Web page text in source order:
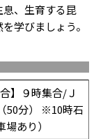
、生育する昆
学びましょう。
】９時集合/Ｊ
50分） ※10時石
あり）